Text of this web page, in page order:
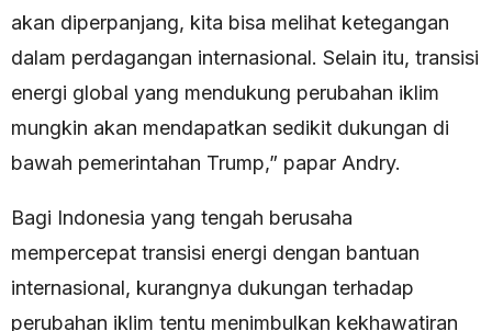
akan diperpanjang, kita bisa melihat ketegangan
dalam perdagangan internasional. Selain itu, transisi
energi global yang mendukung perubahan iklim
mungkin akan mendapatkan sedikit dukungan di
bawah pemerintahan Trump,” papar Andry.
Bagi Indonesia yang tengah berusaha
mempercepat transisi energi dengan bantuan
internasional, kurangnya dukungan terhadap
perubahan iklim tentu menimbulkan kekhawatiran